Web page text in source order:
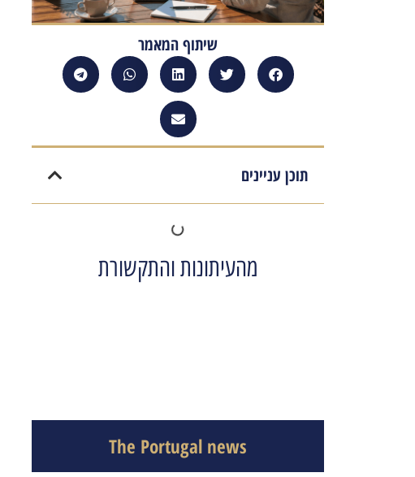
שיתוף המאמר
תוכן עניינים
מהעיתונות והתקשורת
The Portugal news